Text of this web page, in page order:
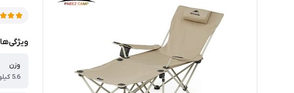
ویژگی‌ها
وزن
5.6 کیلوگرم